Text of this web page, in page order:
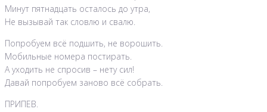
Минут пятнадцать осталось до утра,
Не вызывай так словлю и свалю.
Попробуем всё подшить, не ворошить.
Мобильные номера постирать.
А уходить не спросив – нету сил!
Давай попробуем заново всё собрать.
ПРИПЕВ.